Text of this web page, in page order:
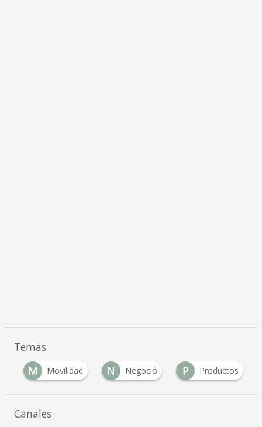
Temas
M Movilidad N Negocio P
Productos
Canales